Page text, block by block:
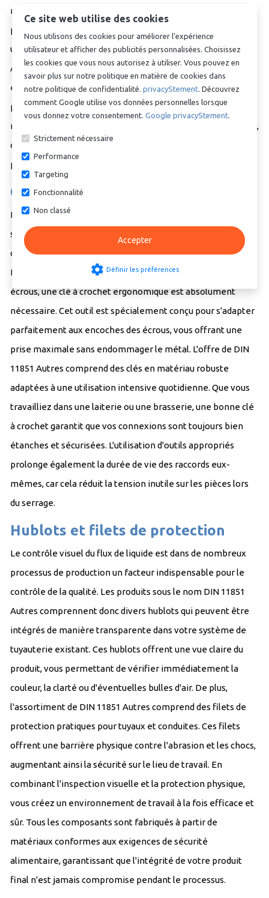
n'est pas connecté. L'écrou lui-même peut également être
protégé contre les impacts mécaniques externes. En
utilisant les articles appropriés de la section DIN 11851
Autres, vous réduisez considérablement le risque de fuites
et les coûts de remplacement coûteux. Nos anneaux de
protection sont faciles à monter et résistent aux agents
nettoyants couramment utilisés dans l'industrie alimentaire,
ce qui en fait un choix durable pour tout environnement
professionnel.
Clés à crochet
Le montage correct des raccords laitiers ne peut se faire
sans les outils appropriés, et c'est exactement là que notre
collection dans la catégorie DIN 11851 Autres entre en jeu.
Pour serrer fermement ou desserrer en toute sécurité les
écrous, une clé à crochet ergonomique est absolument
nécessaire. Cet outil est spécialement conçu pour s'adapter
parfaitement aux encoches des écrous, vous offrant une
prise maximale sans endommager le métal. L'offre de DIN
11851 Autres comprend des clés en matériau robuste
adaptées à une utilisation intensive quotidienne. Que vous
travailliez dans une laiterie ou une brasserie, une bonne clé
à crochet garantit que vos connexions sont toujours bien
étanches et sécurisées. L'utilisation d'outils appropriés
prolonge également la durée de vie des raccords eux-
mêmes, car cela réduit la tension inutile sur les pièces lors
du serrage.
Hublots et filets de protection
Le contrôle visuel du flux de liquide est dans de nombreux
processus de production un facteur indispensable pour le
contrôle de la qualité. Les produits sous le nom DIN 11851
Autres comprennent donc divers hublots qui peuvent être
intégrés de manière transparente dans votre système de
tuyauterie existant. Ces hublots offrent une vue claire du
produit, vous permettant de vérifier immédiatement la
couleur, la clarté ou d'éventuelles bulles d'air. De plus,
l'assortiment de DIN 11851 Autres comprend des filets de
protection pratiques pour tuyaux et conduites. Ces filets
offrent une barrière physique contre l'abrasion et les chocs,
augmentant ainsi la sécurité sur le lieu de travail. En
combinant l'inspection visuelle et la protection physique,
vous créez un environnement de travail à la fois efficace et
sûr. Tous les composants sont fabriqués à partir de
matériaux conformes aux exigences de sécurité
alimentaire, garantissant que l'intégrité de votre produit
final n'est jamais compromise pendant le processus.
Ce site web utilise des cookies
Nous utilisons des cookies pour améliorer l'expérience
utilisateur et afficher des publicités personnalisées. Choisissez
les cookies que vous nous autorisez à utiliser. Vous pouvez en
savoir plus sur notre politique en matière de cookies dans
notre politique de confidentialité. privacyStement. Découvrez
comment Google utilise vos données personnelles lorsque
vous donnez votre consentement. Google privacyStement.
Strictement nécessaire
Performance
Targeting
Fonctionnalité
Non classé
Accepter
settings Définir les préférences